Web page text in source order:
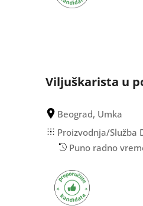
Viljuškarista u
Beograd, Umka
Proizvodnja/Služba
Puno radno